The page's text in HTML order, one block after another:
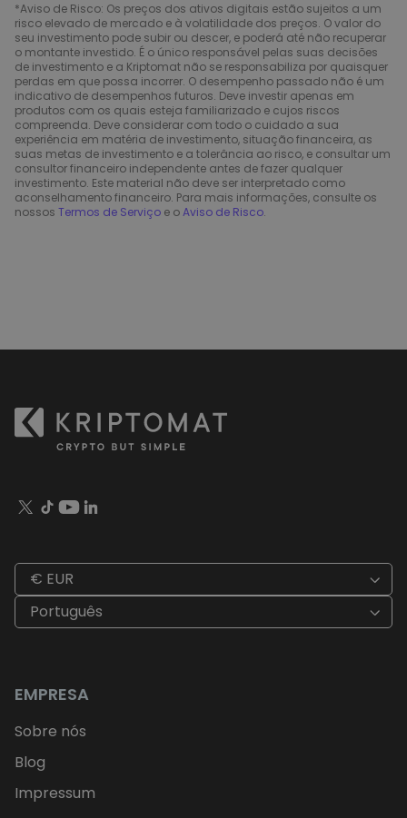
*Aviso de Risco: Os preços dos ativos digitais estão sujeitos a um
risco elevado de mercado e à volatilidade dos preços. O valor do
seu investimento pode subir ou descer, e poderá até não recuperar
o montante investido. É o único responsável pelas suas decisões
de investimento e a Kriptomat não se responsabiliza por quaisquer
perdas em que possa incorrer. O desempenho passado não é um
indicativo de desempenhos futuros. Deve investir apenas em
produtos com os quais esteja familiarizado e cujos riscos
compreenda. Deve considerar com todo o cuidado a sua
experiência em matéria de investimento, situação financeira, as
suas metas de investimento e a tolerância ao risco, e consultar um
consultor financeiro independente antes de fazer qualquer
investimento. Este material não deve ser interpretado como
aconselhamento financeiro. Para mais informações, consulte os
nossos Termos de Serviço e oAviso de Risco.
€ EUR
Português
EMPRESA
Sobre nós
Blog
Impressum